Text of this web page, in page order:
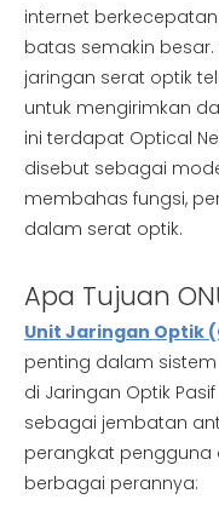
internet
batas semakin besar.
jaringan serat optik
untuk mengirimkan
ini terdapat Optical
disebut sebagai
membahas fungsi,
dalam serat optik.
Apa Tujuan
Unit Jaringan Optik
penting dalam
di Jaringan Optik
sebagai jembatan
perangkat pengguna
berbagai perannya: